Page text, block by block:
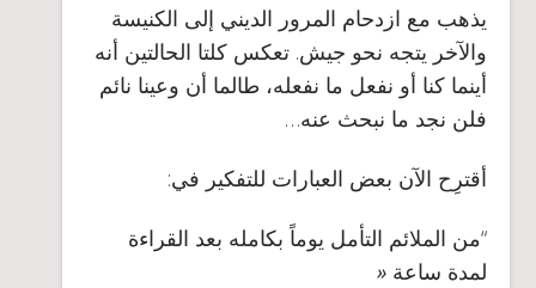
يذهب مع ازدحام المرور الديني إلى الكنيسة
والآخر يتجه نحو جيش. تعكس كلتا الحالتين أنه
أينما كنا أو نفعل ما نفعله، طالما أن وعينا نائم
فلن نجد ما نبحث عنه…
أقترِح الآن بعض العبارات للتفكير في:
“من الملائم التأمل يوماً بكامله بعد القراءة
لمدة ساعة «